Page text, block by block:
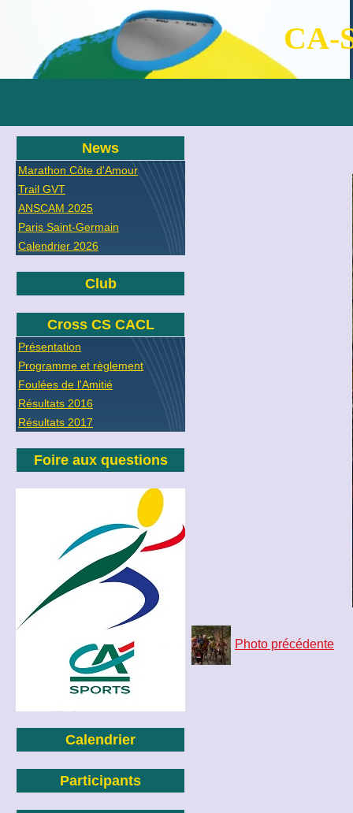
CA-
News
Marathon Côte d'Amour
Trail GVT
ANSCAM 2025
Paris Saint-Germain
Calendrier 2026
Club
Cross CS CACL
Présentation
Programme et règlement
Foulées de l'Amitié
Résultats 2016
Résultats 2017
Foire aux questions
Calendrier
Participants
Photo précédente